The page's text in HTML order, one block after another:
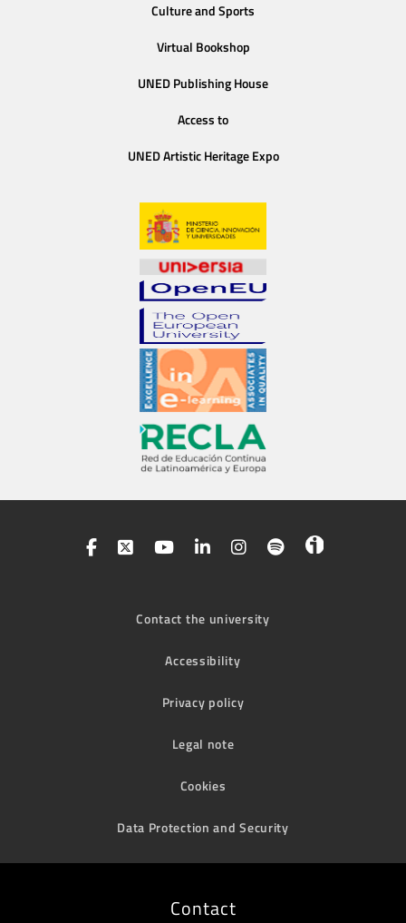
Culture and Sports
Virtual Bookshop
UNED Publishing House
Access to
UNED Artistic Heritage Expo
Contact the university
Accessibility
Privacy policy
Legal note
Cookies
Data Protection and Security
Contact